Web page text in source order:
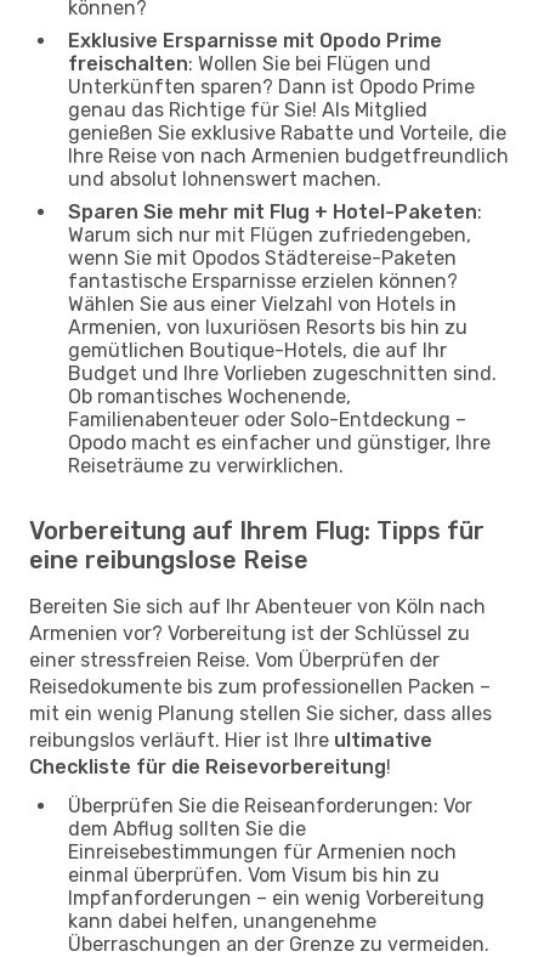
können?
Exklusive Ersparnisse mit Opodo Prime
freischalten: Wollen Sie bei Flügen und
Unterkünften sparen? Dann ist Opodo Prime
genau das Richtige für Sie! Als Mitglied
genießen Sie exklusive Rabatte und Vorteile, die
Ihre Reise von nach Armenien budgetfreundlich
und absolut lohnenswert machen.
Sparen Sie mehr mit Flug + Hotel-Paketen:
Warum sich nur mit Flügen zufriedengeben,
wenn Sie mit Opodos Städtereise-Paketen
fantastische Ersparnisse erzielen können?
Wählen Sie aus einer Vielzahl von Hotels in
Armenien, von luxuriösen Resorts bis hin zu
gemütlichen Boutique-Hotels, die auf Ihr
Budget und Ihre Vorlieben zugeschnitten sind.
Ob romantisches Wochenende,
Familienabenteuer oder Solo-Entdeckung –
Opodo macht es einfacher und günstiger, Ihre
Reiseträume zu verwirklichen.
Vorbereitung auf Ihrem Flug: Tipps für
eine reibungslose Reise
Bereiten Sie sich auf Ihr Abenteuer von Köln nach
Armenien vor? Vorbereitung ist der Schlüssel zu
einer stressfreien Reise. Vom Überprüfen der
Reisedokumente bis zum professionellen Packen –
mit ein wenig Planung stellen Sie sicher, dass alles
reibungslos verläuft. Hier ist Ihre ultimative
Checkliste für die Reisevorbereitung!
Überprüfen Sie die Reiseanforderungen: Vor
dem Abflug sollten Sie die
Einreisebestimmungen für Armenien noch
einmal überprüfen. Vom Visum bis hin zu
Impfanforderungen – ein wenig Vorbereitung
kann dabei helfen, unangenehme
Überraschungen an der Grenze zu vermeiden.